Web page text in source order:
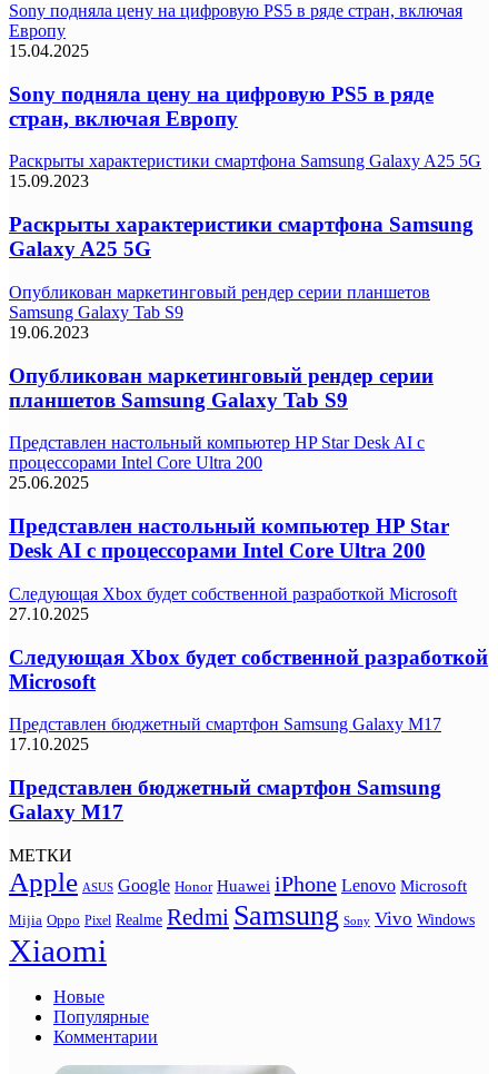
Sony подняла цену на цифровую PS5 в ряде стран, включая
Европу
15.04.2025
Sony подняла цену на цифровую PS5 в ряде
стран, включая Европу
Раскрыты характеристики смартфона Samsung Galaxy A25 5G
15.09.2023
Раскрыты характеристики смартфона Samsung
Galaxy A25 5G
Опубликован маркетинговый рендер серии планшетов
Samsung Galaxy Tab S9
19.06.2023
Опубликован маркетинговый рендер серии
планшетов Samsung Galaxy Tab S9
Представлен настольный компьютер HP Star Desk AI с
процессорами Intel Core Ultra 200
25.06.2025
Представлен настольный компьютер HP Star
Desk AI с процессорами Intel Core Ultra 200
Следующая Xbox будет собственной разработкой Microsoft
27.10.2025
Следующая Xbox будет собственной разработкой
Microsoft
Представлен бюджетный смартфон Samsung Galaxy M17
17.10.2025
Представлен бюджетный смартфон Samsung
Galaxy M17
МЕТКИ
Apple ASUS Google Honor Huawei iPhone Lenovo Microsoft
Mijia Oppo Pixel Realme Redmi Samsung Sony Vivo Windows
Xiaomi
Новые
Популярные
Комментарии